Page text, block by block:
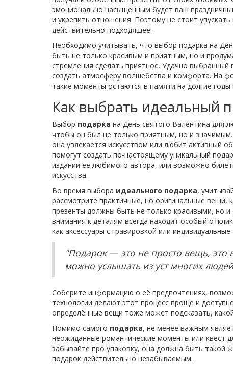
эмоционально насыщенным будет ваш
и укрепить отношения. Поэтому не стоит
действительно подходящее.
Необходимо учитывать, что выбор подарка на
быть не только красивым и приятным, но и
стремления сделать приятное. Удачно выбранный
создать атмосферу волшебства и комфорта. На
такие моменты остаются в памяти на долгие
Как выбрать идеальный
Выбор подарка на День святого Валентина для
чтобы он был не только приятным, но и
она увлекается искусством или любит активный
помогут создать по-настоящему уникальный
издании её любимого автора, или возможно
искусства.
Во время выбора идеального подарка,
рассмотрите практичные, но оригинальные
презенты должны быть не только красивыми, но
внимания к деталям всегда находит особый
как аксессуары с гравировкой или
"Подарок — это не просто вещь, это
можно услышать из уст многих
Соберите информацию о её предпочтениях,
технологии делают этот процесс проще и
определённые вещи тоже может подсказать,
Помимо самого подарка, не менее важным
неожиданные романтические моменты или квест
забывайте про упаковку, она должна быть такой
подарок действительно незабываемым.